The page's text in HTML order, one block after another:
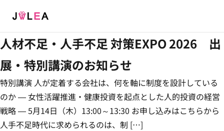
人材不足・人手不足 対策EXPO 2026 出
展・特別講演のお知らせ
特別講演 人が定着する会社は、何を軸に制度を設計している
のか ― 女性活躍推進・健康投資を起点とした人的投資の経営
戦略 ― 5月14日（木）13:00～13:30 お申し込みはこちらから
人手不足時代に求められるのは、制 […]